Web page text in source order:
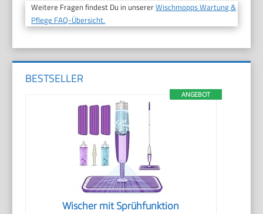
Weitere Fragen findest Du in unsererWischmopps Wartung &
Pflege FAQ-Übersicht.
BESTSELLER
ANGEBOT
Wischer mit Sprühfunktion